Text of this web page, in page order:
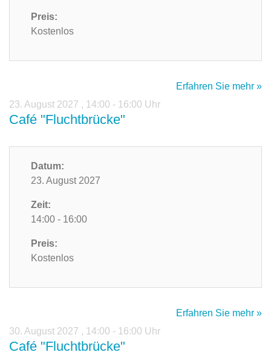
Preis:
Kostenlos
Erfahren Sie mehr »
23. August 2027 , 14:00 - 16:00 Uhr
Café "Fluchtbrücke"
Datum:
23. August 2027
Zeit:
14:00 - 16:00
Preis:
Kostenlos
Erfahren Sie mehr »
30. August 2027 , 14:00 - 16:00 Uhr
Café "Fluchtbrücke"